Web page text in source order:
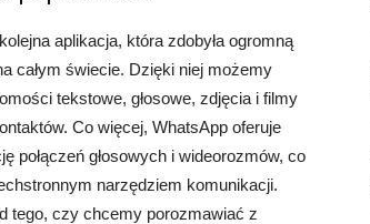
aplikacja, która zdobyła ogromną
całym świecie. Dzięki niej możemy
tekstowe, głosowe, zdjęcia i filmy
Co więcej, WhatsApp oferuje
połączeń głosowych i wideorozmów, co
narzędziem komunikacji.
tego, czy chcemy porozmawiać z